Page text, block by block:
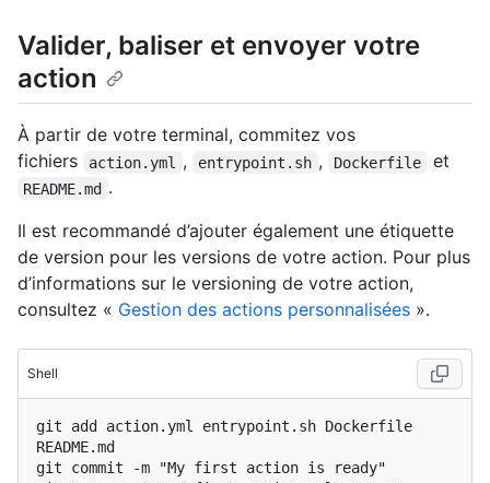
Valider, baliser et envoyer votre
action
À partir de votre terminal, commitez vos
fichiers
action.yml , entrypoint.sh , Dockerfile et
README.md .
Il est recommandé d’ajouter également une étiquette
de version pour les versions de votre action. Pour plus
d’informations sur le versioning de votre action,
consultez « Gestion des actions personnalisées ».
Shell
git add action.yml entrypoint.sh Dockerfile
README.md
git commit -m "My first action is ready"